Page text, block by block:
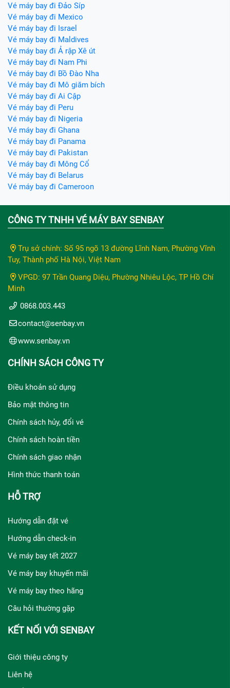
Vé máy bay đi Đảo Síp
Vé máy bay đi Mexico
Vé máy bay đi Israel
Vé máy bay đi Maldives
Vé máy bay đi Ả rập Xê út
Vé máy bay đi Nam Phi
Vé máy bay đi Bồ Đào Nha
Vé máy bay đi Mô giăm bích
Vé máy bay đi Ai Cập
Vé máy bay đi Peru
Vé máy bay đi Nigeria
Vé máy bay đi Ghana
Vé máy bay đi Panama
Vé máy bay đi Pakistan
Vé máy bay đi Mông Cổ
Vé máy bay đi Belarus
Vé máy bay đi Cameroon
CÔNG TY TNHH VÉ MÁY BAY SENBAY
Trụ sở chính: Số 95 ngõ 13 đường Lĩnh Nam, Phường Vĩnh
Tuy, Thành phố Hà Nội, Việt Nam
VPGD: 97 Trần Quang Diệu, Phường Nhiêu Lộc, TP Hồ Chí
Minh
0868.003.443
contact@senbay.vn
www.senbay.vn
CHÍNH SÁCH CÔNG TY
Điều khoản sử dụng
Bảo mật thông tin
Chính sách hủy, đổi vé
Chính sách hoàn tiền
Chính sách giao nhận
Hình thức thanh toán
HỖ TRỢ
Hướng dẫn đặt vé
Hướng dẫn check-in
Vé máy bay tết 2027
Vé máy bay khuyến mãi
Vé máy bay theo hãng
Câu hỏi thường gặp
KẾT NỐI VỚI SENBAY
Giới thiệu công ty
Liên hệ